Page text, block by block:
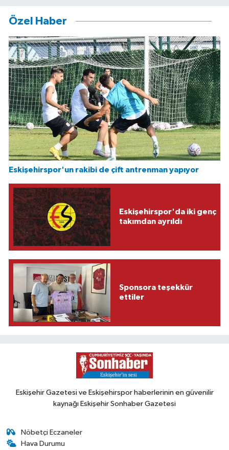
Özel Haber
Eskişehirspor'un rakibi de çift antrenman yapıyor
Eskişehirspor'da iki genç
takımdan ayrıldı
Sponsora teşekkür
ettiler
Eskişehir Gazetesi ve Eskişehirspor haberlerinin en güvenilir
kaynağı Eskişehir Sonhaber Gazetesi
Nöbetçi Eczaneler
Hava Durumu